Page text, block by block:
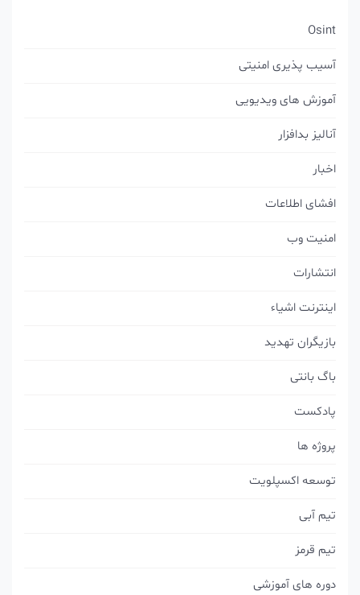
Osint
آسیب پذیری امنیتی
آموزش های ویدیویی
آنالیز بدافزار
افشای اطلاعات
امنیت وب
انتشارات
اینترنت اشیاء
بازیگران تهدید
باگ بانتی
پادکست
پروژه ها
توسعه اکسپلویت
تیم آبی
تیم قرمز
دوره های آموزشی